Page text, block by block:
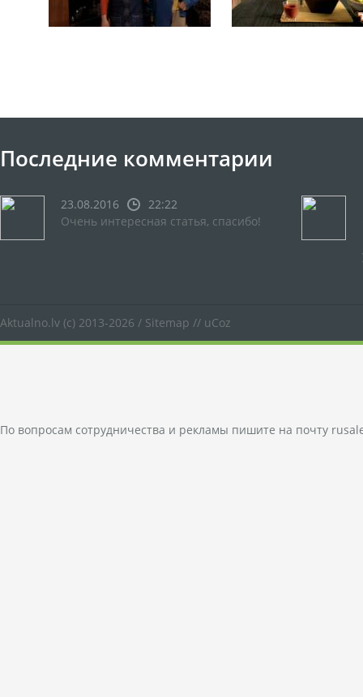
Последние комментарии
23.08.2016
22:22
Очень интересная статья, спасибо!
Aktualno.lv (c) 2013-2026 / Sitemap // uCoz
По вопросам сотрудничества и рекламы пишите на почту